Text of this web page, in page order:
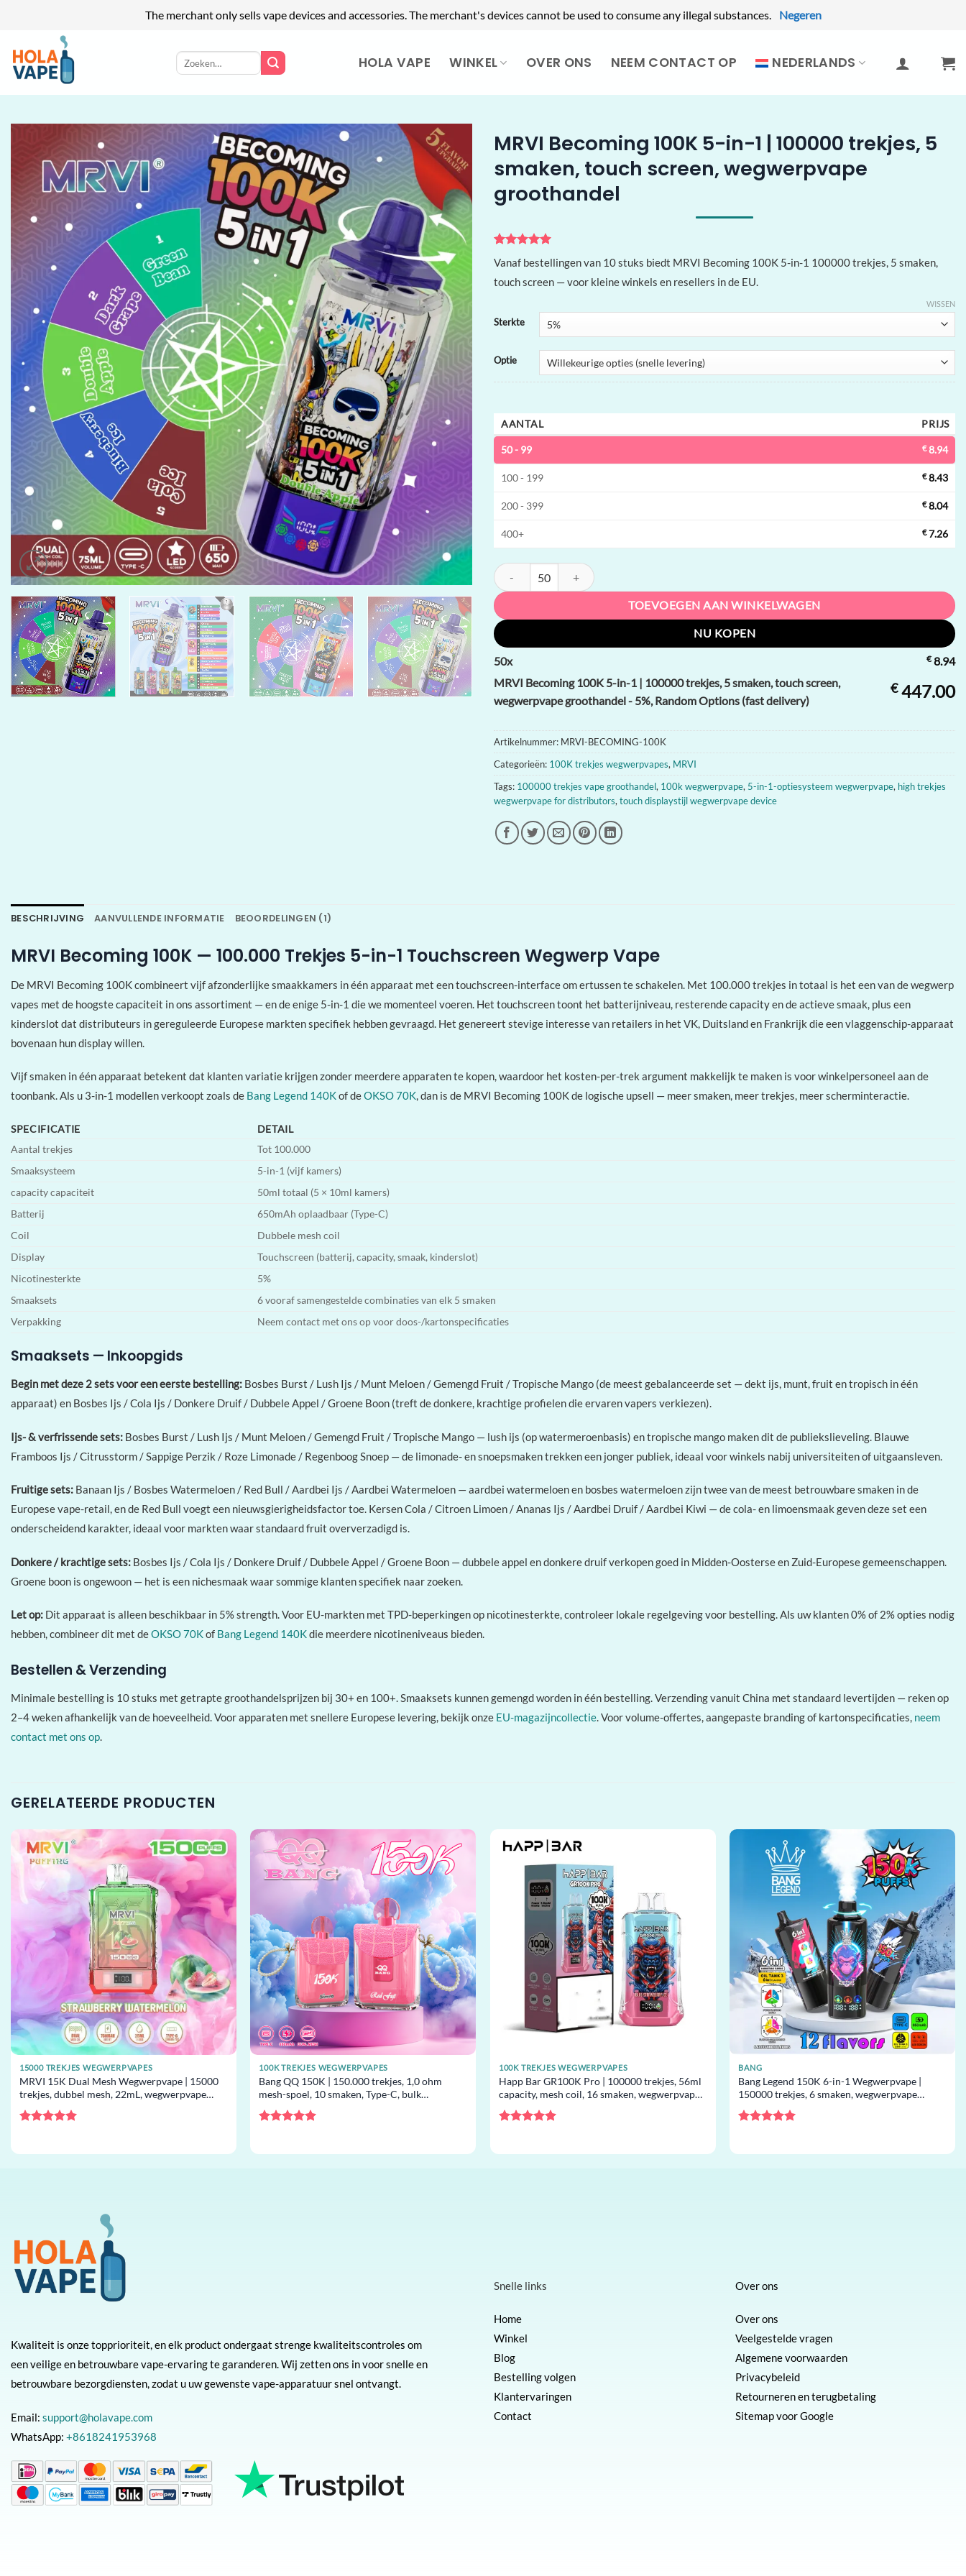
The merchant only sells vape devices and accessories. The merchant's devices cannot be used to consume any illegal substances.
Negeren
naar
inhoud
Zoeken
naar:
HOLA VAPE WINKEL OVER ONS NEEM CONTACT OP NEDERLANDS
MRVI Becoming 100K 5-in-1 | 100000 trekjes, 5
smaken, touch screen, wegwerpvape
groothandel
5op 5
gebaseerd
opklant
Vanaf bestellingen van 10 stuks biedt MRVI Becoming 100K 5-in-1 100000 trekjes, 5 smaken,
touch screen — voor kleine winkels en resellers in de EU.
Sterkte
Optie
WISSEN
AANTAL PRIJS
50 - 99 €8.94
100 - 199 €8.43
200 - 399 €8.04
400+ €7.26
MRVI Becoming 100K 5-in-1 | 100000 trekjes, 5 smaken, touch screen, wegwerpvape groothandel aantal
TOEVOEGEN AAN WINKELWAGEN
NU KOPEN
50x €8.94
MRVI Becoming 100K 5-in-1 | 100000 trekjes, 5 smaken, touch screen,
wegwerpvape groothandel - 5%, Random Options (fast delivery)
€447.00
Artikelnummer: MRVI-BECOMING-100K
Categorieën: 100K trekjes wegwerpvapes, MRVI
Tags: 100000 trekjes vape groothandel, 100k wegwerpvape, 5-in-1-optiesysteem wegwerpvape, high trekjes
wegwerpvape for distributors, touch displaystijl wegwerpvape device
BESCHRIJVING AANVULLENDE INFORMATIE BEOORDELINGEN (1)
MRVI Becoming 100K — 100.000 Trekjes 5-in-1 Touchscreen Wegwerp Vape
De MRVI Becoming 100K combineert vijf afzonderlijke smaakkamers in één apparaat met een touchscreen-interface om ertussen te schakelen. Met 100.000 trekjes in totaal is het een van de wegwerp
vapes met de hoogste capaciteit in ons assortiment — en de enige 5-in-1 die we momenteel voeren. Het touchscreen toont het batterijniveau, resterende capacity en de actieve smaak, plus een
kinderslot dat distributeurs in gereguleerde Europese markten specifiek hebben gevraagd. Het genereert stevige interesse van retailers in het VK, Duitsland en Frankrijk die een vlaggenschip-apparaat
bovenaan hun display willen.
Vijf smaken in één apparaat betekent dat klanten variatie krijgen zonder meerdere apparaten te kopen, waardoor het kosten-per-trek argument makkelijk te maken is voor winkelpersoneel aan de
toonbank. Als u 3-in-1 modellen verkoopt zoals de Bang Legend 140Kof deOKSO 70K, dan is de MRVI Becoming 100K de logische upsell — meer smaken, meer trekjes, meer scherminteractie.
SPECIFICATIE
DETAIL
Aantal trekjes
Tot 100.000
Smaaksysteem
5-in-1 (vijf kamers)
capacity capaciteit
50ml totaal (5 × 10ml kamers)
Batterij
650mAh oplaadbaar (Type-C)
Coil
Dubbele mesh coil
Display
Touchscreen (batterij, capacity, smaak, kinderslot)
Nicotinesterkte
5%
Smaaksets
6 vooraf samengestelde combinaties van elk 5 smaken
Verpakking
Neem contact met ons op voor doos-/kartonspecificaties
Smaaksets — Inkoopgids
Begin met deze 2 sets voor een eerste bestelling: Bosbes Burst / Lush Ijs / Munt Meloen / Gemengd Fruit / Tropische Mango (de meest gebalanceerde set — dekt ijs, munt, fruit en tropisch in één
apparaat) en Bosbes Ijs / Cola Ijs / Donkere Druif / Dubbele Appel / Groene Boon (treft de donkere, krachtige profielen die ervaren vapers verkiezen).
Ijs- & verfrissende sets: Bosbes Burst / Lush Ijs / Munt Meloen / Gemengd Fruit / Tropische Mango — lush ijs (op watermeroenbasis) en tropische mango maken dit de publiekslieveling. Blauwe
Framboos Ijs / Citrusstorm / Sappige Perzik / Roze Limonade / Regenboog Snoep — de limonade- en snoepsmaken trekken een jonger publiek, ideaal voor winkels nabij universiteiten of uitgaansleven.
Fruitige sets: Banaan Ijs / Bosbes Watermeloen / Red Bull / Aardbei Ijs / Aardbei Watermeloen — aardbei watermeloen en bosbes watermeloen zijn twee van de meest betrouwbare smaken in de
Europese vape-retail, en de Red Bull voegt een nieuwsgierigheidsfactor toe. Kersen Cola / Citroen Limoen / Ananas Ijs / Aardbei Druif / Aardbei Kiwi — de cola- en limoensmaak geven deze set een
onderscheidend karakter, ideaal voor markten waar standaard fruit oververzadigd is.
Donkere / krachtige sets: Bosbes Ijs / Cola Ijs / Donkere Druif / Dubbele Appel / Groene Boon — dubbele appel en donkere druif verkopen goed in Midden-Oosterse en Zuid-Europese gemeenschappen.
Groene boon is ongewoon — het is een nichesmaak waar sommige klanten specifiek naar zoeken.
Let op: Dit apparaat is alleen beschikbaar in 5% strength. Voor EU-markten met TPD-beperkingen op nicotinesterkte, controleer lokale regelgeving voor bestelling. Als uw klanten 0% of 2% opties nodig
hebben, combineer dit met deOKSO 70Kof Bang Legend 140Kdie meerdere nicotineniveaus bieden.
Bestellen & Verzending
Minimale bestelling is 10 stuks met getrapte groothandelsprijzen bij 30+ en 100+. Smaaksets kunnen gemengd worden in één bestelling. Verzending vanuit China met standaard levertijden — reken op
2–4 weken afhankelijk van de hoeveelheid. Voor apparaten met snellere Europese levering, bekijk onze EU-magazijncollectie. Voor volume-offertes, aangepaste branding of kartonspecificaties, neem
contact met ons op.
GERELATEERDE PRODUCTEN
15000 TREKJES WEGWERPVAPES
MRVI 15K Dual Mesh Wegwerpvape | 15000
trekjes, dubbel mesh, 22mL, wegwerpvape
groothandel
100K TREKJES WEGWERPVAPES
Bang QQ 150K | 150.000 trekjes, 1,0 ohm
mesh-spoel, 10 smaken, Type-C, bulk
wegwerpvape
100K TREKJES WEGWERPVAPES
Happ Bar GR100K Pro | 100000 trekjes, 56ml
capacity, mesh coil, 16 smaken, wegwerpvape
groothandel
BANG
Bang Legend 150K 6-in-1 Wegwerpvape |
150000 trekjes, 6 smaken, wegwerpvape
groothandel
Kwaliteit is onze topprioriteit, en elk product ondergaat strenge kwaliteitscontroles om
een veilige en betrouwbare vape-ervaring te garanderen. Wij zetten ons in voor snelle en
betrouwbare bezorgdiensten, zodat u uw gewenste vape-apparatuur snel ontvangt.
Email: support@holavape.com
WhatsApp: +8618241953968
Snelle links
Home
Winkel
Blog
Bestelling volgen
Klantervaringen
Contact
Over ons
Over ons
Veelgestelde vragen
Algemene voorwaarden
Privacybeleid
Retourneren en terugbetaling
Sitemap voor Google